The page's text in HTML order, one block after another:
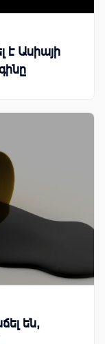
է Ասիայի
են,